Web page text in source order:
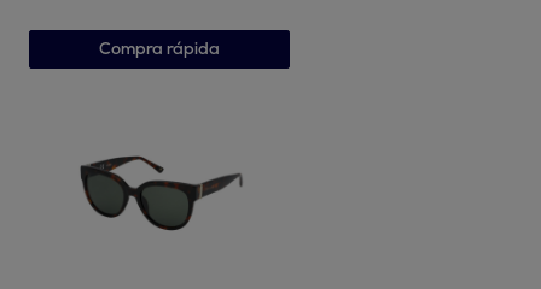
Compra rápida